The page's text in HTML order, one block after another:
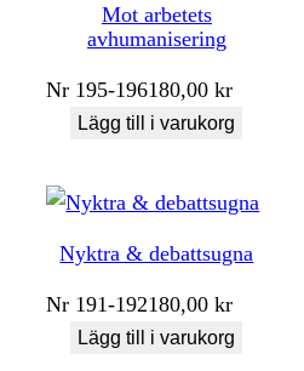
Mot arbetets
avhumanisering
Nr 195-196180,00kr
Lägg till i varukorg
Nyktra & debattsugna
Nr 191-192180,00kr
Lägg till i varukorg